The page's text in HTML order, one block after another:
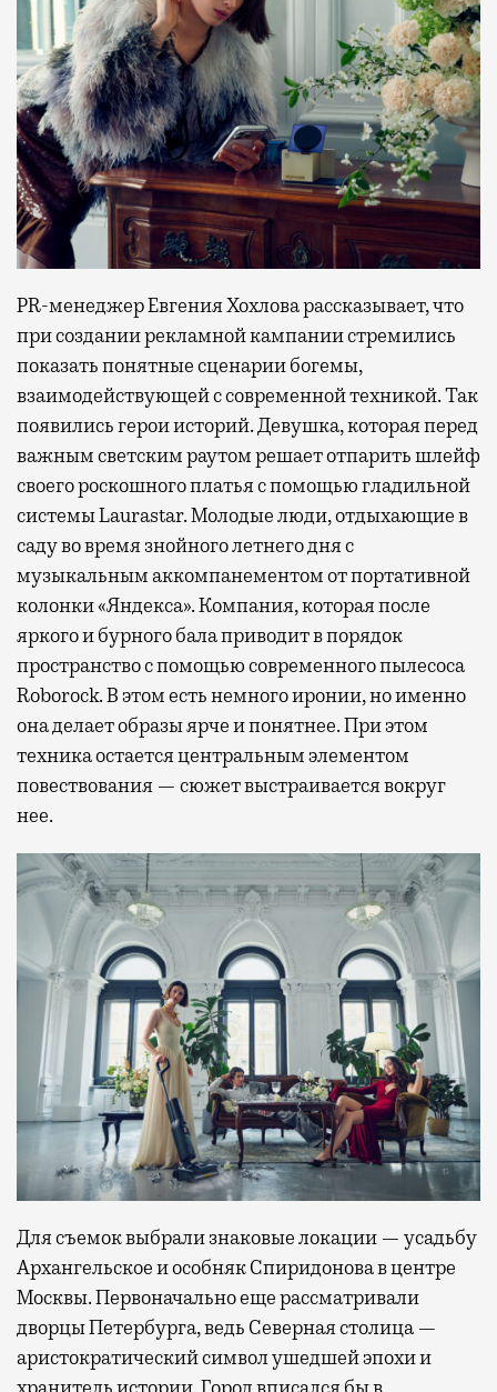
PR-менеджер Евгения Хохлова рассказывает, что
при создании рекламной кампании стремились
показать понятные сценарии богемы,
взаимодействующей с современной техникой. Так
появились герои историй. Девушка, которая перед
важным светским раутом решает отпарить шлейф
своего роскошного платья с помощью гладильной
системы Laurastar. Молодые люди, отдыхающие в
саду во время знойного летнего дня с
музыкальным аккомпанементом от портативной
колонки «Яндекса». Компания, которая после
яркого и бурного бала приводит в порядок
пространство с помощью современного пылесоса
Roborock. В этом есть немного иронии, но именно
она делает образы ярче и понятнее. При этом
техника остается центральным элементом
повествования — сюжет выстраивается вокруг
нее.
Для съемок выбрали знаковые локации — усадьбу
Архангельское и особняк Спиридонова в центре
Москвы. Первоначально еще рассматривали
дворцы Петербурга, ведь Северная столица —
аристократический символ ушедшей эпохи и